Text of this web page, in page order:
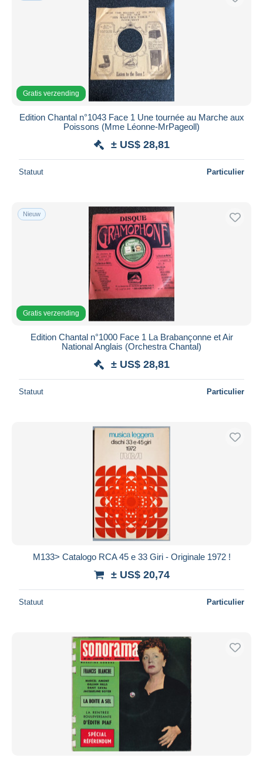
Gratis verzending
Edition Chantal n°1043 Face 1 Une tournée au Marche aux
Poissons (Mme Léonne-MrPageoll)
± US$ 28,81
Statuut Particulier
Nieuw
Gratis verzending
Edition Chantal n°1000 Face 1 La Brabançonne et Air
National Anglais (Orchestra Chantal)
± US$ 28,81
Statuut Particulier
M133> Catalogo RCA 45 e 33 Giri - Originale 1972 !
± US$ 20,74
Statuut Particulier